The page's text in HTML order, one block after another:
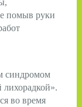
помыв руки
синдромом
во время